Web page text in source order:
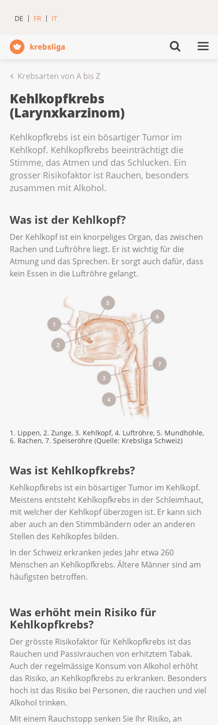
DE FR IT
Krebsarten von A bis Z
Kehlkopfkrebs
(Larynxkarzinom)
Kehlkopfkrebs ist ein bösartiger Tumor im
Kehlkopf. Kehlkopfkrebs beeinträchtigt die
Stimme, das Atmen und das Schlucken. Ein
grosser Risikofaktor ist Rauchen, besonders
zusammen mit Alkohol.
Was ist der Kehlkopf?
Der Kehlkopf ist ein knorpeliges Organ, das zwischen
Rachen und Luftröhre liegt. Er ist wichtig für die
Atmung und das Sprechen. Er sorgt auch dafür, dass
kein Essen in die Luftröhre gelangt.
1. Lippen, 2. Zunge, 3. Kehlkopf, 4. Luftröhre, 5. Mundhöhle,
6. Rachen, 7. Speiseröhre (Quelle: Krebsliga Schweiz)
Was ist Kehlkopfkrebs?
Kehlkopfkrebs ist ein bösartiger Tumor im Kehlkopf.
Meistens entsteht Kehlkopfkrebs in der Schleimhaut,
mit welcher der Kehlkopf überzogen ist. Er kann sich
aber auch an den Stimmbändern oder an anderen
Stellen des Kehlkopfes bilden.
In der Schweiz erkranken jedes Jahr etwa 260
Menschen an Kehlkopfkrebs. Ältere Männer sind am
häufigsten betroffen.
Was erhöht mein Risiko für
Kehlkopfkrebs?
Der grösste Risikofaktor für Kehlkopfkrebs ist das
Rauchen und Passivrauchen von erhitztem Tabak.
Auch der regelmässige Konsum von Alkohol erhöht
das Risiko, an Kehlkopfkrebs zu erkranken. Besonders
hoch ist das Risiko bei Personen, die rauchen und viel
Alkohol trinken.
Mit einem Rauchstopp senken Sie Ihr Risiko, an